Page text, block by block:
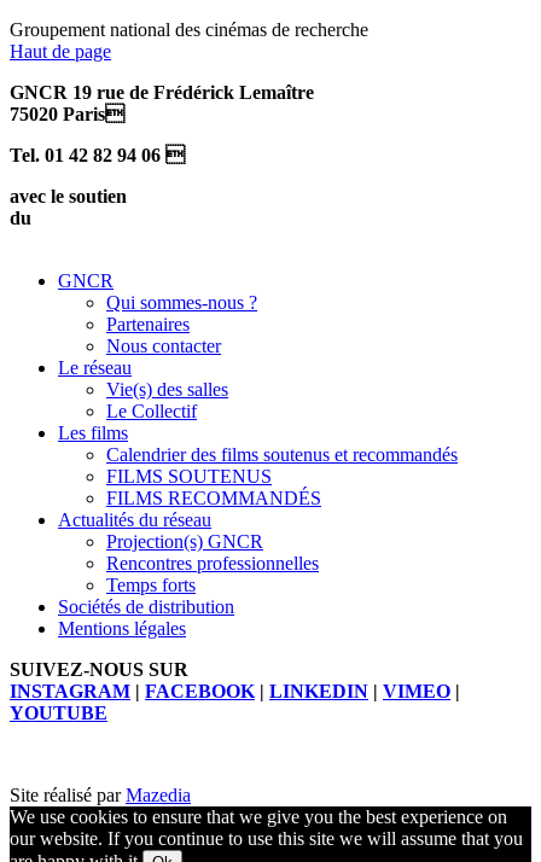
Groupement national des cinémas de recherche
Haut de page
GNCR 19 rue de Frédérick Lemaître
75020 Paris
Tel. 01 42 82 94 06 
avec le soutien
du
GNCR
Qui sommes-nous ?
Partenaires
Nous contacter
Le réseau
Vie(s) des salles
Le Collectif
Les films
Calendrier des films soutenus et recommandés
FILMS SOUTENUS
FILMS RECOMMANDÉS
Actualités du réseau
Projection(s) GNCR
Rencontres professionnelles
Temps forts
Sociétés de distribution
Mentions légales
SUIVEZ-NOUS SUR
INSTAGRAM | FACEBOOK | LINKEDIN | VIMEO |
YOUTUBE
Site réalisé parMazedia
We use cookies to ensure that we give you the best experience on
our website. If you continue to use this site we will assume that you